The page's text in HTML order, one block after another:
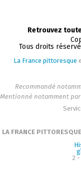
Retrouvez
Tous droits
La France pittoresque
Recommandé
Mentionné notamment par
LA FRANCE
2 -